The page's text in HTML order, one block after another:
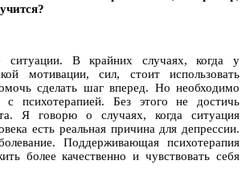
В крайних случаях, когда у
мотивации, сил, стоит использовать
сделать шаг вперед. Но необходимо
с психотерапией. Без этого не достичь
Я говорю о случаях, когда ситуация
есть реальная причина для депрессии.
Поддерживающая психотерапия
более качественно и чувствовать себя